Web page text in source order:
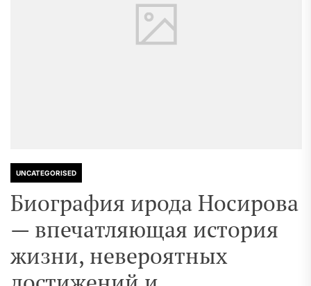
UNCATEGORISED
Биография ирода Носирова
— впечатляющая история
жизни, невероятных